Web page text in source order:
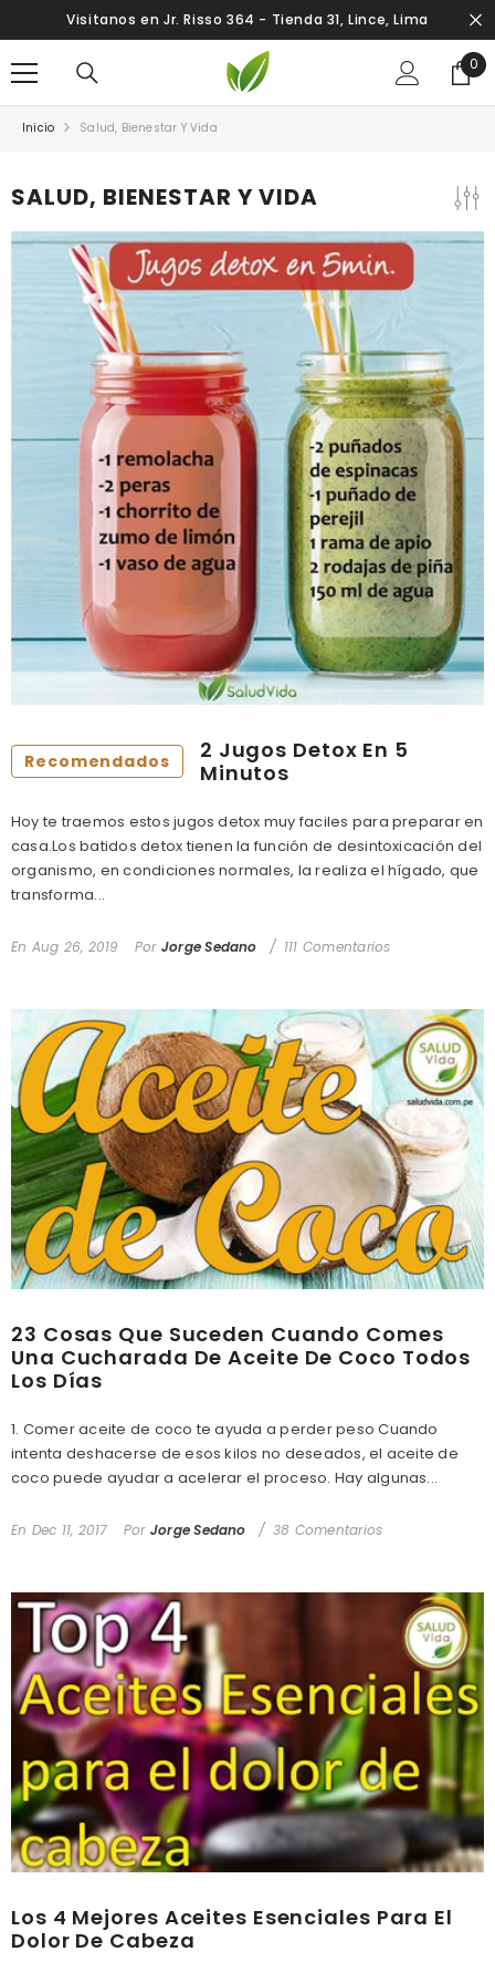
SALTAR AL CONTENIDO
Visitanos en Jr. Risso 364 - Tienda 31, Lince, Lima
0
0
Inicio Salud, Bienestar Y Vida
SALUD, BIENESTAR Y VIDA
Recomendados
2 Jugos Detox En 5
Minutos
Hoy te traemos estos jugos detox muy faciles para preparar en
casa.Los batidos detox tienen la función de desintoxicación del
organismo, en condiciones normales, la realiza el hígado, que
transforma...
En Aug 26, 2019 Por Jorge Sedano 111 Comentarios
23 Cosas Que Suceden Cuando Comes
Una Cucharada De Aceite De Coco Todos
Los Días
1. Comer aceite de coco te ayuda a perder peso Cuando
intenta deshacerse de esos kilos no deseados, el aceite de
coco puede ayudar a acelerar el proceso. Hay algunas...
En Dec 11, 2017 Por Jorge Sedano 38 Comentarios
Los 4 Mejores Aceites Esenciales Para El
Dolor De Cabeza